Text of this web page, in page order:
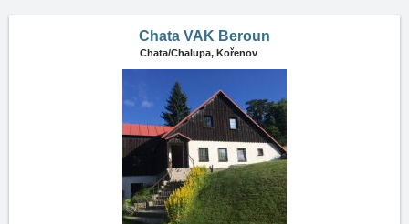
Chata VAK Beroun
Chata/Chalupa, Kořenov